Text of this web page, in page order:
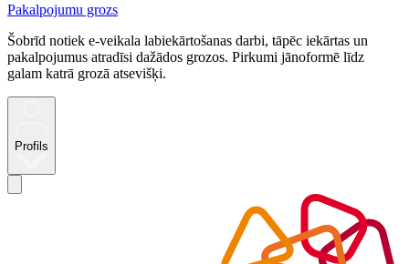
Pakalpojumu grozs
Šobrīd notiek e-veikala labiekārtošanas darbi, tāpēc iekārtas un
pakalpojumus atradīsi dažādos grozos. Pirkumi jānoformē līdz
galam katrā grozā atsevišķi.
Profils